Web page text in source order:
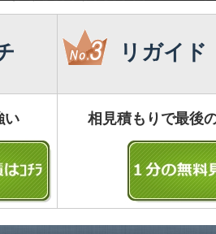
リガイド
い 相見積もりで最後